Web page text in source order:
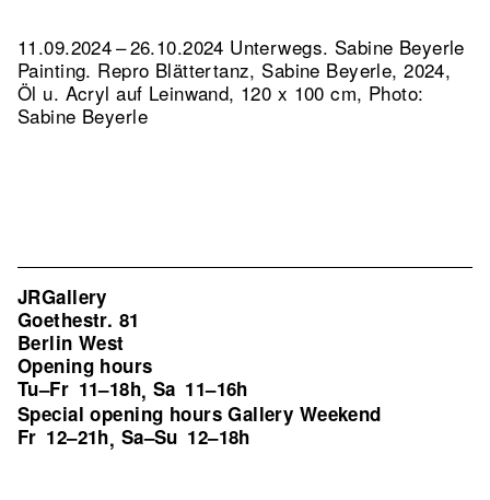
11.09.2024 – 26.10.2024 Unterwegs. Sabine Beyerle
Painting. Repro Blättertanz, Sabine Beyerle, 2024,
Öl u. Acryl auf Leinwand, 120 x 100 cm, Photo:
Sabine Beyerle
JRGallery
Goethestr. 81
Berlin West
Opening hours
Tu–Fr 11–18h, Sa 11–16h
Special opening hours Gallery Weekend
Fr 12–21h, Sa–Su 12–18h